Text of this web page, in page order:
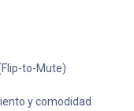
to-Mute)
y comodidad